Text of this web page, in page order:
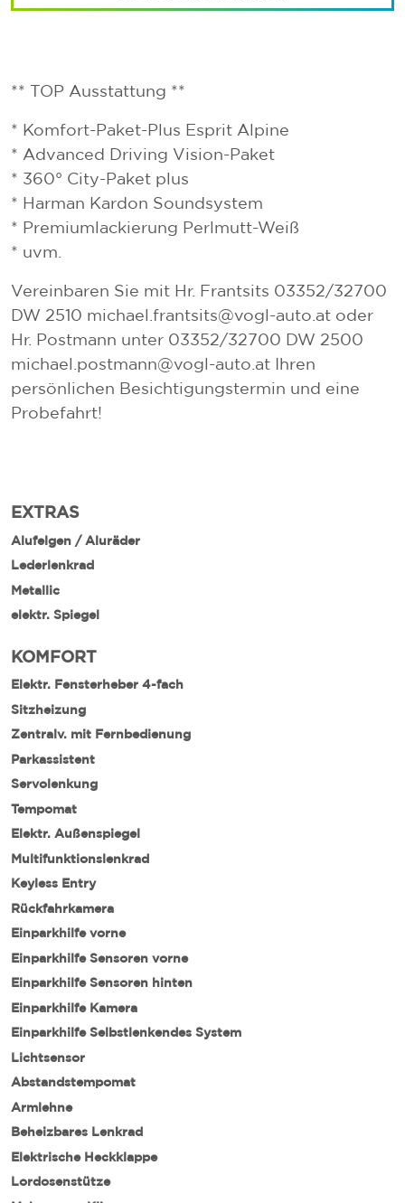
** TOP Ausstattung **
* Komfort-Paket-Plus Esprit Alpine
* Advanced Driving Vision-Paket
* 360° City-Paket plus
* Harman Kardon Soundsystem
* Premiumlackierung Perlmutt-Weiß
* uvm.
Vereinbaren Sie mit Hr. Frantsits 03352/32700
DW 2510 michael.frantsits@vogl-auto.at oder
Hr. Postmann unter 03352/32700 DW 2500
michael.postmann@vogl-auto.at Ihren
persönlichen Besichtigungstermin und eine
Probefahrt!
EXTRAS
Alufelgen / Aluräder
Lederlenkrad
Metallic
elektr. Spiegel
KOMFORT
Elektr. Fensterheber 4-fach
Sitzheizung
Zentralv. mit Fernbedienung
Parkassistent
Servolenkung
Tempomat
Elektr. Außenspiegel
Multifunktionslenkrad
Keyless Entry
Rückfahrkamera
Einparkhilfe vorne
Einparkhilfe Sensoren vorne
Einparkhilfe Sensoren hinten
Einparkhilfe Kamera
Einparkhilfe Selbstlenkendes System
Lichtsensor
Abstandstempomat
Armlehne
Beheizbares Lenkrad
Elektrische Heckklappe
Lordosenstütze